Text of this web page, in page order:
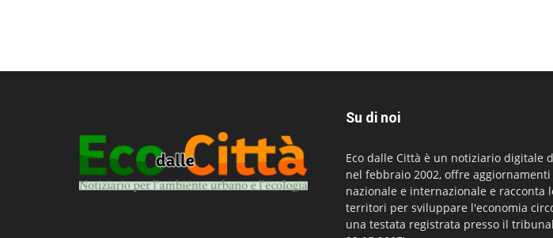
Su di noi
Eco dalle Città è un notiziario digitale
nel febbraio 2002, offre
nazionale e internazionale e racconta
territori per sviluppare l'economia
una testata registrata presso il